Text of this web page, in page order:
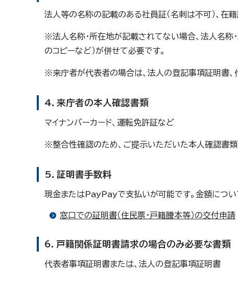
法人等の名称の記載のある社員証（名刺は不可）、在
※法人名称・所在地が記載されてない場合、法人名称
のコピーなど）が併せて必要です。
※来庁者が代表者の場合は、法人の登記事項証明書、
4．来庁者の本人確認書類
マイナンバーカード、運転免許証など
※整合性確認のため、ご提示いただいた本人確認書
5．証明書手数料
現金またはPayPayで支払いが可能です。金額につい
窓口での証明書（住民票・戸籍謄本等）の交付申請
6．戸籍関係証明書請求の場合のみ必要な書類
代表者事項証明書または、法人の登記事項証明書